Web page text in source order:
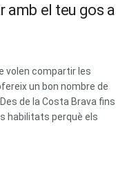
amb el teu gos a
volen compartir les
un bon nombre de
de la Costa Brava fins
habilitats perquè els